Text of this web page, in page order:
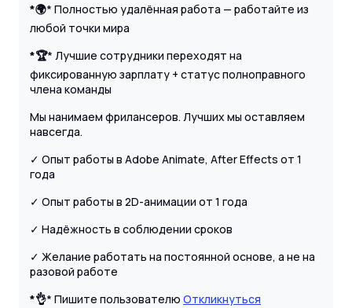
*🌍* Полностью удалённая работа — работайте из
любой точки мира
*🏆* Лучшие сотрудники переходят на
фиксированную зарплату + статус полноправного
члена команды
Мы нанимаем фрилансеров. Лучших мы оставляем
навсегда.
✓ Опыт работы в Adobe Animate, After Effects от 1
года
✓ Опыт работы в 2D-анимации от 1 года
✓ Надёжность в соблюдении сроков
✓ Желание работать на постоянной основе, а не на
разовой работе
*👌* Пишите пользователю Откликнуться